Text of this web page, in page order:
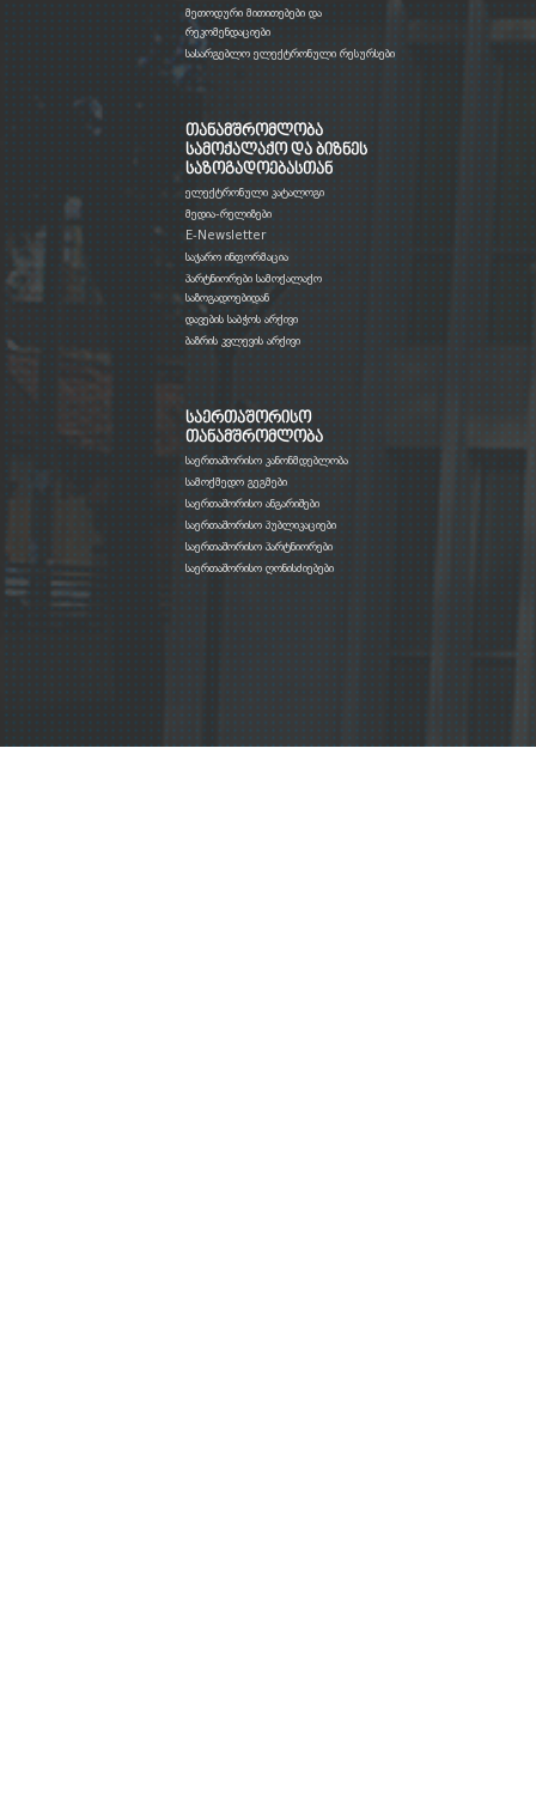
მეთოდური მითითებები და
რეკომენდაციები
სასარგებლო ელექტრონული რესურსები
თანამშრომლობა
სამოქალაქო და ბიზნეს
საზოგადოებასთან
ელექტრონული კატალოგი
მედია-რელიზები
E-Newsletter
საჯარო ინფორმაცია
პარტნიორები სამოქალაქო
საზოგადოებიდან
დავების საბჭოს არქივი
ბაზრის კვლევის არქივი
საერთაშორისო
თანამშრომლობა
საერთაშორისო კანონმდებლობა
სამოქმედო გეგმები
საერთაშორისო ანგარიშები
საერთაშორისო პუბლიკაციები
საერთაშორისო პარტნიორები
საერთაშორისო ღონისძიებები